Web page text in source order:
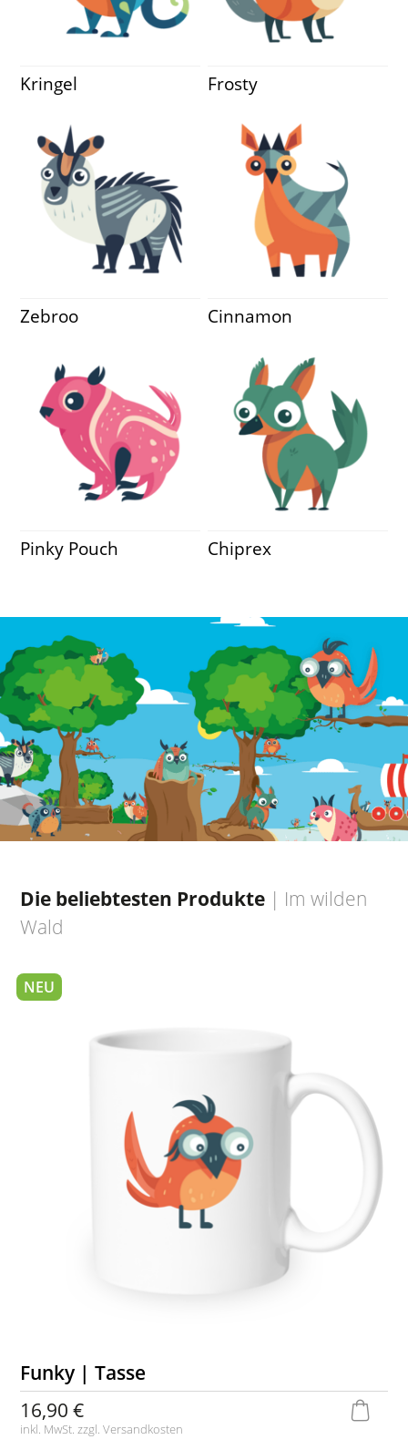
Kringel Frosty
Zebroo Cinnamon
Pinky Pouch Chiprex
Die beliebtesten Produkte | Im wilden
Wald
Funky | Tasse
16,90 €
inkl. MwSt. zzgl.Versandkosten
NEU